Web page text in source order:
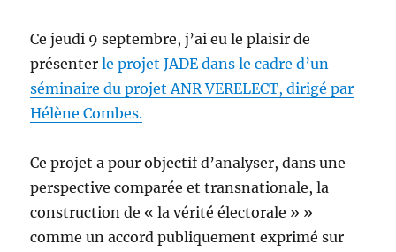
Ce jeudi 9 septembre, j’ai eu le plaisir de
présenter le projet JADE dans le cadre d’un
séminaire du projet ANR VERELECT, dirigé par
Hélène Combes.
Ce projet a pour objectif d’analyser, dans une
perspective comparée et transnationale, la
construction de « la vérité électorale » »
comme un accord publiquement exprimé sur